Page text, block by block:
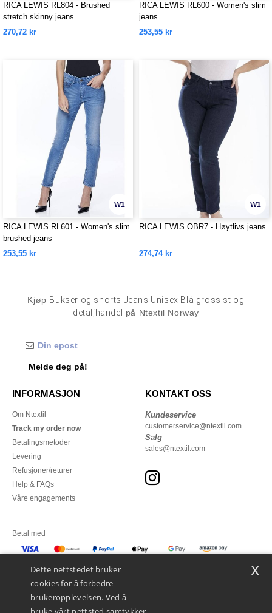
RICA LEWIS RL804 - Brushed
stretch skinny jeans
270,72 kr
RICA LEWIS RL600 - Women's slim
jeans
253,55 kr
W1
RICA LEWIS RL601 - Women's slim
brushed jeans
253,55 kr
W1
RICA LEWIS OBR7 - Høytlivs jeans
274,74 kr
Kjøp Bukser og shorts Jeans Unisex Blå grossist og
detaljhandel
på Ntextil Norway
Melde deg på!
INFORMASJON
Om Ntextil
Track my order now
Betalingsmetoder
Levering
Refusjoner/returer
Help & FAQs
Våre engagements
KONTAKT OSS
Kundeservice
customerservice@ntextil.com
Salg
sales@ntextil.com
Betal med
Dette nettstedet bruker
cookies for å forbedre
brukeropplevelsen. Ved å
x